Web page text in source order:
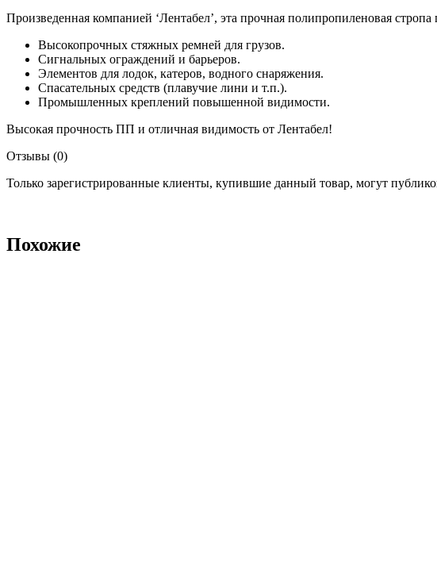
Произведенная компанией ‘Лентабел’, эта прочная полипропиленовая
Высокопрочных стяжных ремней для грузов.
Сигнальных ограждений и барьеров.
Элементов для лодок, катеров, водного снаряжения.
Спасательных средств (плавучие лини и т.п.).
Промышленных креплений повышенной видимости.
Высокая прочность ПП и отличная видимость от Лентабел!
Отзывы (0)
Только зарегистрированные клиенты, купившие данный товар, могут
Похожие